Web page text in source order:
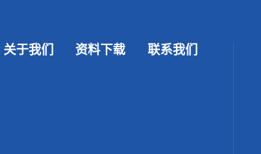
关于我们 资料下载 联系我们